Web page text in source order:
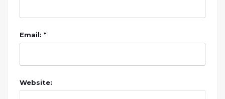
Email: *
Website: